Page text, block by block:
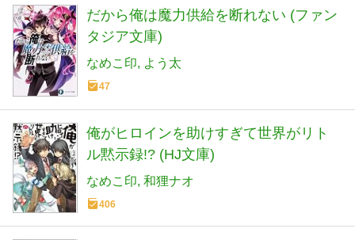
だから俺は魔力供給を断れない (ファン
タジア文庫)
なめこ印 よう太
47
俺がヒロインを助けすぎて世界がリト
ル黙示録!? (HJ文庫)
なめこ印 和狸ナオ
406